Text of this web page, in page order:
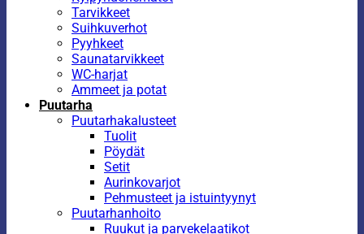
Tarvikkeet
Suihkuverhot
Pyyhkeet
Saunatarvikkeet
WC-harjat
Ammeet ja potat
Puutarha
Puutarhakalusteet
Tuolit
Pöydät
Setit
Aurinkovarjot
Pehmusteet ja istuintyynyt
Puutarhanhoito
Ruukut ja parvekelaatikot